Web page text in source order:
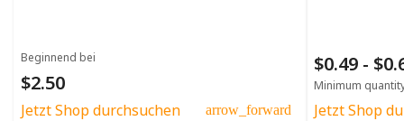
Beginnend bei
$2.50
Jetzt Shop durchsuchen arrow_forward
$0.49 -
Minimum
Jetzt Shop